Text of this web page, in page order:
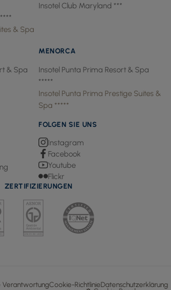
& Spa
Insotel Club Maryland ***
& Spa
MENORCA
Insotel Punta Prima Resort & Spa
*****
Insotel Punta Prima Prestige Suites &
Spa *****
FOLGEN SIE UNS
Instagram
Facebook
Youtube
Flickr
ZERTIFIZIERUNGEN
VerantwortungCookie-RichtlinieDatenschutzerklärung